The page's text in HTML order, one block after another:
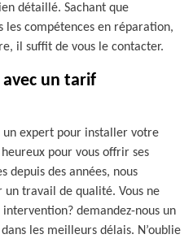
détaillé. Sachant que
les compétences en réparation,
il suffit de vous le contacter.
un tarif
un expert pour installer votre
pour vous offrir ses
depuis des années, nous
un travail de qualité. Vous ne
demandez-nous un
les meilleurs délais. N’oublie